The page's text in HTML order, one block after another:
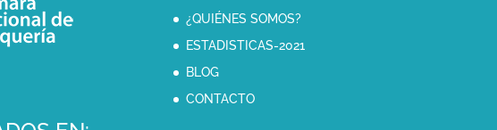
¿QUIÉNES SOMOS?
ESTADISTICAS-2021
BLOG
CONTACTO